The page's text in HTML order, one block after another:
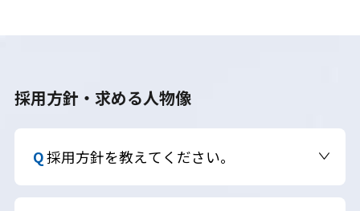
オフィスツアー 社内イベント
本選考・募集要項
インターンシップ・説
明会
採用方針・求める人物像
採用方針を教えてください。
「GMOイズム」に共感し、自律的に挑戦できる人